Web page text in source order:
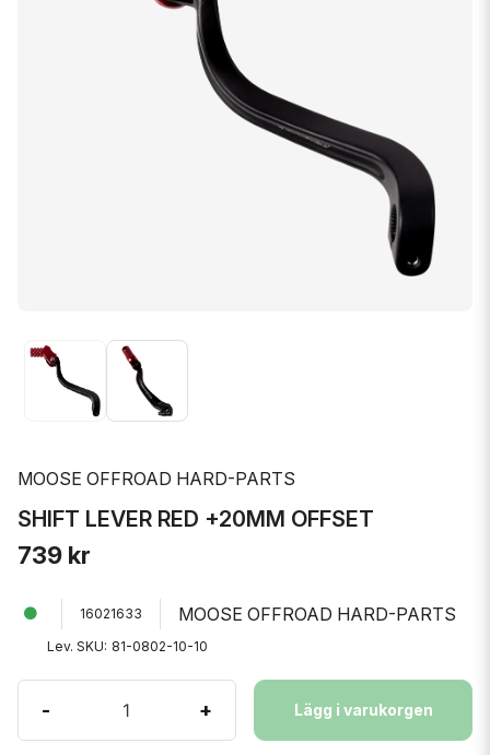
MOOSE OFFROAD HARD-PARTS
SHIFT LEVER RED +20MM OFFSET
739 kr
16021633 MOOSE OFFROAD HARD-PARTS
Lev. SKU: 81-0802-10-10
- + Lägg i varukorgen